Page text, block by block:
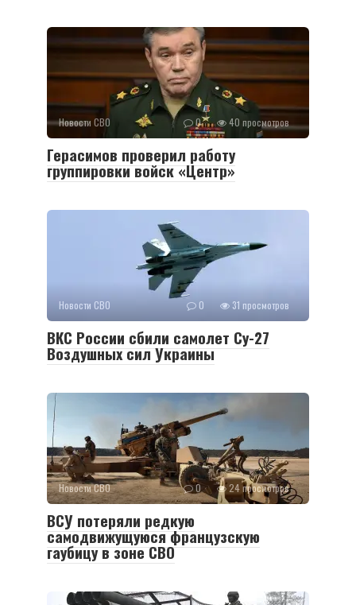
Новости СВО 0 40 просмотров
Герасимов проверил работу
группировки войск «Центр»
Новости СВО 0 31 просмотров
ВКС России сбили самолет Су-27
Воздушных сил Украины
Новости СВО 0 24 просмотров
ВСУ потеряли редкую
самодвижущуюся французскую
гаубицу в зоне СВО